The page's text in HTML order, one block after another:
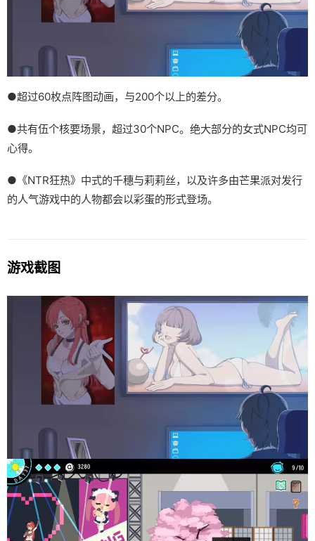
●超过60枚点阵图动画，与200个以上的差分。
●共有伍个核要场景，超过30个NPC。绝大部分的女式NPC均可
心得。
●《NTR狂热》中式的千穗与莉莉丝，以及许多由芒果派对发行
的人气游戏中的人物都会以彩蛋的形式登场。
游戏截图